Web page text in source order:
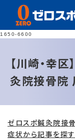
1650-6600
【川崎・幸
灸院接骨院
ゼロスポ鍼灸院接
症状から記事を探す